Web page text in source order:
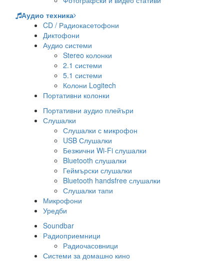
Аудио техника
CD / Радиокасетофони
Диктофони
Аудио системи
Stereo колонки
2.1 системи
5.1 системи
Колони Logitech
Портативни колонки
Портативни аудио плейъри
Слушалки
Слушалки с микрофон
USB Слушалки
Безжични Wi-Fi слушалки
Bluetooth слушалки
Геймърски слушалки
Bluetooth handsfree слушалки
Слушалки тапи
Микрофони
Уредби
Soundbar
Радиоприемници
Радиочасовници
Системи за домашно кино